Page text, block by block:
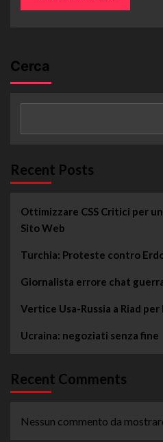
Cerca
Recent Posts
Ottimizzare CSS Critici per
Sito Web
Turchia: Proteste contro
Giornalista errore chat
Vertice Usa-Russia a Riad per
Ucraina: negoziati senza fine
Recent Comments
Nessun commento da